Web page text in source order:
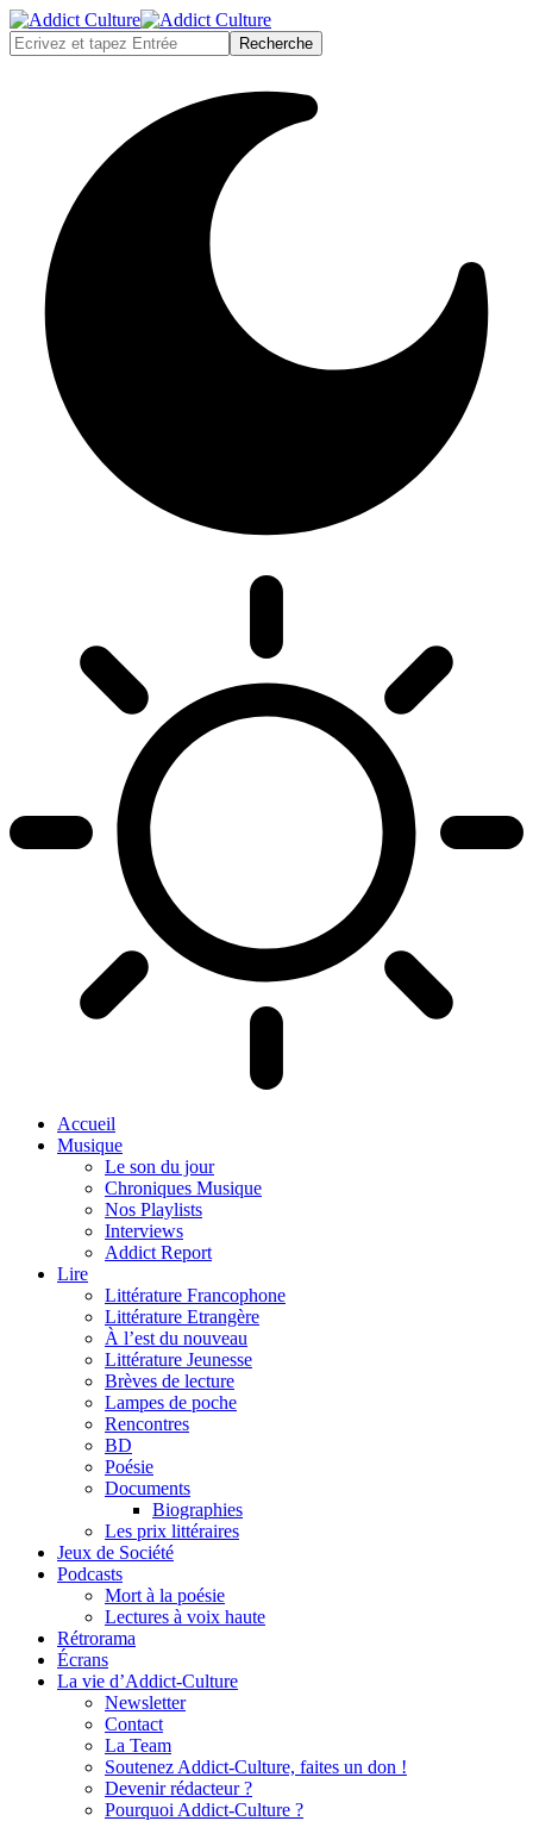
Accueil
Musique
Le son du jour
Chroniques Musique
Nos Playlists
Interviews
Addict Report
Lire
Littérature Francophone
Littérature Etrangère
À l’est du nouveau
Littérature Jeunesse
Brèves de lecture
Lampes de poche
Rencontres
BD
Poésie
Documents
Biographies
Les prix littéraires
Jeux de Société
Podcasts
Mort à la poésie
Lectures à voix haute
Rétrorama
Écrans
La vie d’Addict-Culture
Newsletter
Contact
La Team
Soutenez Addict-Culture, faites un don !
Devenir rédacteur ?
Pourquoi Addict-Culture ?